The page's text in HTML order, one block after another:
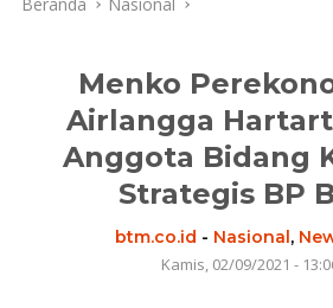
Menko
Airlangga
Anggota Bidang
Strategis BP
btm.co.id - Nasional,
Kamis, 02/09/2021 -